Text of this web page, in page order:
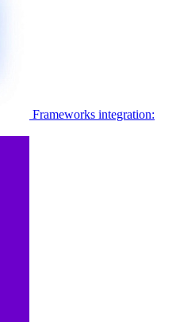
Frameworks integration: